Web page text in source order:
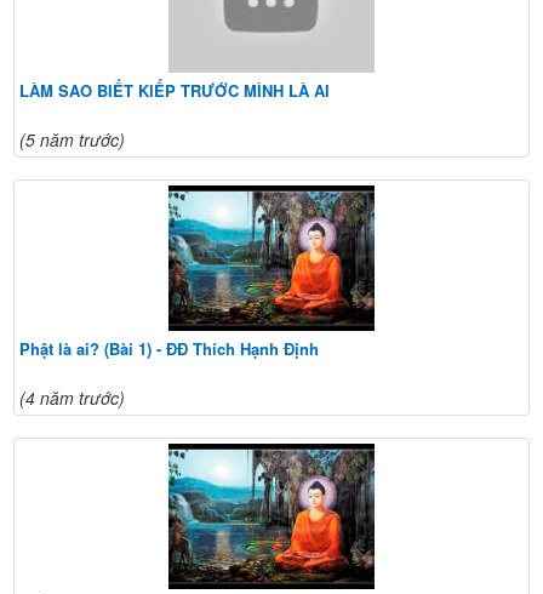
LÀM SAO BIẾT KIẾP TRƯỚC MÌNH LÀ AI
(5 năm trước)
Phật là ai? (Bài 1) - ĐĐ Thích Hạnh Định
(4 năm trước)